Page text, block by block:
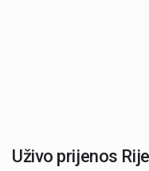
Uživo prijenos